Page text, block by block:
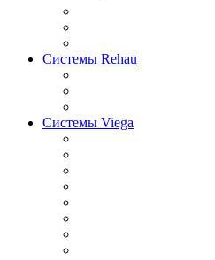
Системы Rehau
Системы Viega